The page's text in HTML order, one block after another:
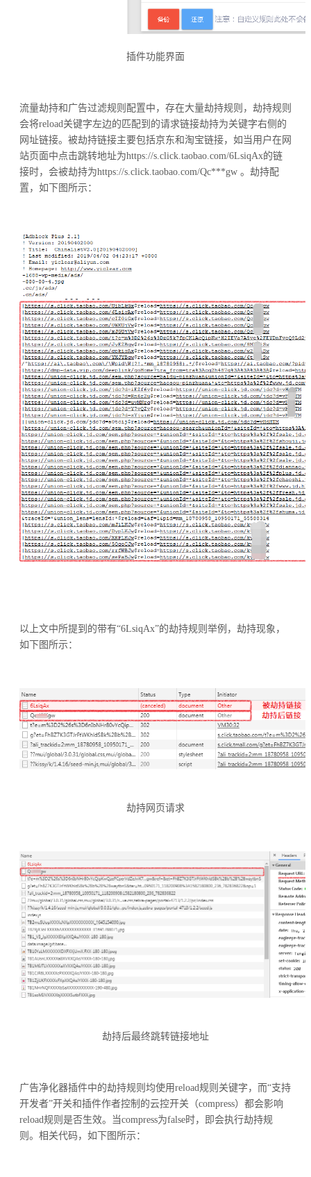
插件功能界面
流量劫持和广告过滤规则配置中，存在大量劫持规则，劫持规则
会将reload关键字左边的匹配到的请求链接劫持为关键字右侧的
网址链接。被劫持链接主要包括京东和淘宝链接，如当用户在网
站页面中点击跳转地址为https://s.click.taobao.com/6LsiqAx的链
接时，会被劫持为https://s.click.taobao.com/Qc***gw 。劫持配
置，如下图所示：
以上文中所提到的带有“6LsiqAx”的劫持规则举例，劫持现象，
如下图所示：
劫持网页请求
劫持后最终跳转链接地址
广告净化器插件中的劫持规则均使用reload规则关键字，而“支持
开发者”开关和插件作者控制的云控开关（compress）都会影响
reload规则是否生效。当compress为false时，即会执行劫持规
则。相关代码，如下图所示：